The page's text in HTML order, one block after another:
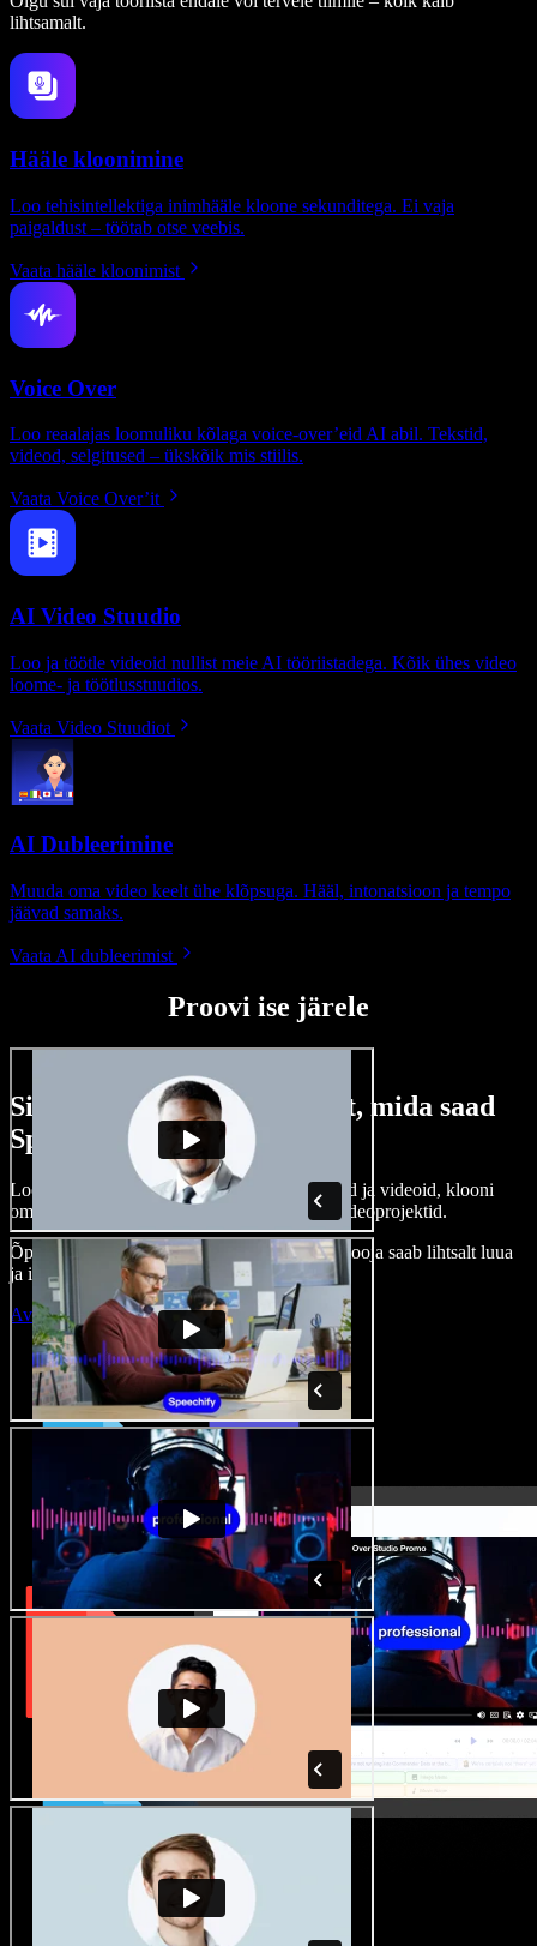
lihtsamalt.
Hääle kloonimine
Loo tehisintellektiga inimhääle kloone sekunditega. Ei vaja
paigaldust – töötab otse veebis.
Vaata hääle kloonimist
Voice Over
Loo reaalajas loomuliku kõlaga voice-over’eid AI abil. Tekstid,
videod, selgitused – ükskõik mis stiilis.
Vaata Voice Over’it
AI Video Stuudio
Loo ja töötle videoid nullist meie AI tööriistadega. Kõik ühes video
loome- ja töötlusstuudios.
Vaata Video Stuudiot
AI Dubleerimine
Muuda oma video keelt ühe klõpsuga. Hääl, intonatsioon ja tempo
jäävad samaks.
Vaata AI dubleerimist
Proovi ise järele
Siin on vaid väike osa sellest, mida saad
Speechify Studioga teha.
Loo voice-over’eid, kasuta tasuta pilte, helisid ja videoid, klooni
oma häält ja pane kokku terviklikud audio-videoprojektid.
Õppimiskõver puudub, kõik töötab veebis – looja saab lihtsalt luua
ja ideed kiiresti ellu viia.
Ava Studio